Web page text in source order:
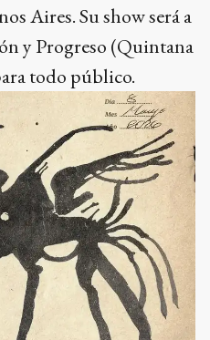
Aires. Su show será a
y Progreso (Quintana
todo público.